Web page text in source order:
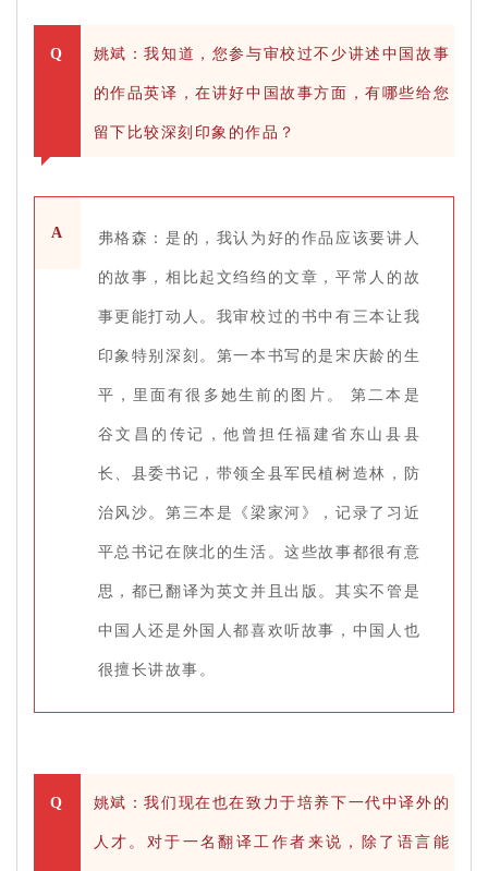
Q 姚斌：我知道，您参与审校过不少讲述中国故事
的作品英译，在讲好中国故事方面，有哪些给您
留下比较深刻印象的作品？
A 弗格森：是的，我认为好的作品应该要讲人
的故事，相比起文绉绉的文章，平常人的故
事更能打动人。我审校过的书中有三本让我
印象特别深刻。第一本书写的是宋庆龄的生
平，里面有很多她生前的图片。 第二本是
谷文昌的传记，他曾担任福建省东山县县
长、县委书记，带领全县军民植树造林，防
治风沙。第三本是《梁家河》，记录了习近
平总书记在陕北的生活。这些故事都很有意
思，都已翻译为英文并且出版。其实不管是
中国人还是外国人都喜欢听故事，中国人也
很擅长讲故事。
Q 姚斌：我们现在也在致力于培养下一代中译外的
人才。对于一名翻译工作者来说，除了语言能